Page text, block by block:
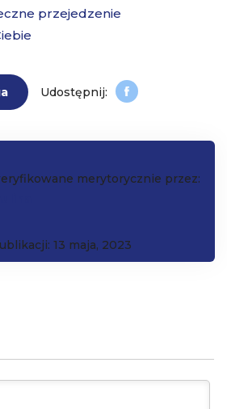
przejedzenie
merytorycznie przez:
13 maja, 2023